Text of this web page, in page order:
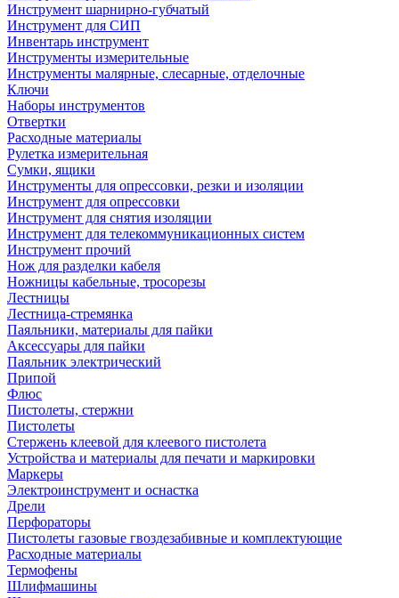
Инструмент шарнирно-губчатый
Инструмент для СИП
Инвентарь инструмент
Инструменты измерительные
Инструменты малярные, слесарные, отделочные
Ключи
Наборы инструментов
Отвертки
Расходные материалы
Рулетка измерительная
Сумки, ящики
Инструменты для опрессовки, резки и изоляции
Инструмент для опрессовки
Инструмент для снятия изоляции
Инструмент для телекоммуникационных систем
Инструмент прочий
Нож для разделки кабеля
Ножницы кабельные, тросорезы
Лестницы
Лестница-стремянка
Паяльники, материалы для пайки
Аксессуары для пайки
Паяльник электрический
Припой
Флюс
Пистолеты, стержни
Пистолеты
Стержень клеевой для клеевого пистолета
Устройства и материалы для печати и маркировки
Маркеры
Электроинструмент и оснастка
Дрели
Перфораторы
Пистолеты газовые гвоздезабивные и комплектующие
Расходные материалы
Термофены
Шлифмашины